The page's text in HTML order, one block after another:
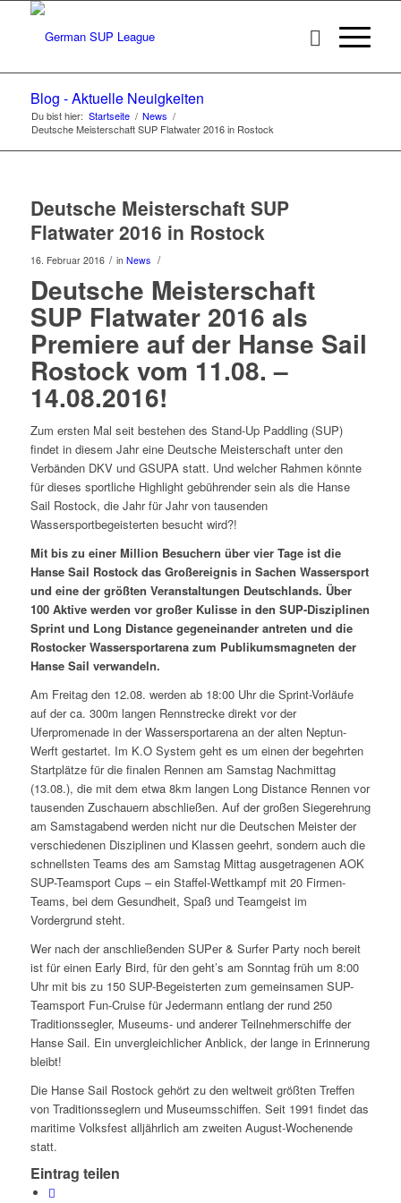
Blog - Aktuelle Neuigkeiten
Du bist hier: Startseite / News /
Deutsche Meisterschaft SUP Flatwater 2016 in Rostock
Deutsche Meisterschaft SUP
Flatwater 2016 in Rostock
16. Februar 2016 / in News /
Deutsche Meisterschaft
SUP Flatwater 2016 als
Premiere auf der Hanse Sail
Rostock vom 11.08. –
14.08.2016!
Zum ersten Mal seit bestehen des Stand-Up Paddling (SUP)
findet in diesem Jahr eine Deutsche Meisterschaft unter den
Verbänden DKV und GSUPA statt. Und welcher Rahmen könnte
für dieses sportliche Highlight gebührender sein als die Hanse
Sail Rostock, die Jahr für Jahr von tausenden
Wassersportbegeisterten besucht wird?!
Mit bis zu einer Million Besuchern über vier Tage ist die
Hanse Sail Rostock das Großereignis in Sachen Wassersport
und eine der größten Veranstaltungen Deutschlands. Über
100 Aktive werden vor großer Kulisse in den SUP-Disziplinen
Sprint und Long Distance gegeneinander antreten und die
Rostocker Wassersportarena zum Publikumsmagneten der
Hanse Sail verwandeln.
Am Freitag den 12.08. werden ab 18:00 Uhr die Sprint-Vorläufe
auf der ca. 300m langen Rennstrecke direkt vor der
Uferpromenade in der Wassersportarena an der alten Neptun-
Werft gestartet. Im K.O System geht es um einen der begehrten
Startplätze für die finalen Rennen am Samstag Nachmittag
(13.08.), die mit dem etwa 8km langen Long Distance Rennen vor
tausenden Zuschauern abschließen. Auf der großen Siegerehrung
am Samstagabend werden nicht nur die Deutschen Meister der
verschiedenen Disziplinen und Klassen geehrt, sondern auch die
schnellsten Teams des am Samstag Mittag ausgetragenen AOK
SUP-Teamsport Cups – ein Staffel-Wettkampf mit 20 Firmen-
Teams, bei dem Gesundheit, Spaß und Teamgeist im
Vordergrund steht.
Wer nach der anschließenden SUPer & Surfer Party noch bereit
ist für einen Early Bird, für den geht’s am Sonntag früh um 8:00
Uhr mit bis zu 150 SUP-Begeisterten zum gemeinsamen SUP-
Teamsport Fun-Cruise für Jedermann entlang der rund 250
Traditionssegler, Museums- und anderer Teilnehmerschiffe der
Hanse Sail. Ein unvergleichlicher Anblick, der lange in Erinnerung
bleibt!
Die Hanse Sail Rostock gehört zu den weltweit größten Treffen
von Traditionsseglern und Museumsschiffen. Seit 1991 findet das
maritime Volksfest alljährlich am zweiten August-Wochenende
statt.
Eintrag teilen